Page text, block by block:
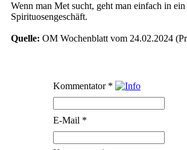
Wenn man Met sucht, geht man einfach in ein
Spirituosengeschäft.
Quelle: OM Wochenblatt vom 24.02.2024
Kommentator *
E-Mail *